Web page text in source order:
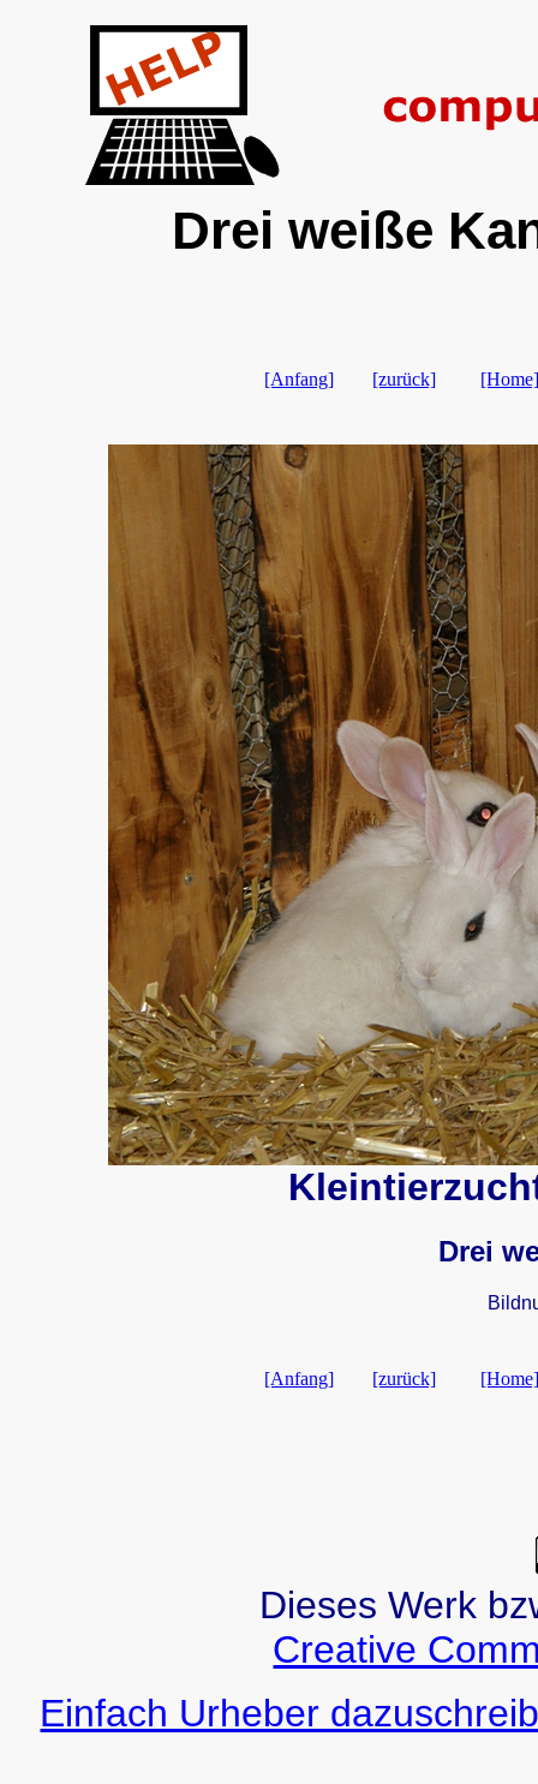
Drei weiße
[Anfang] [zurück] [Home]
Drei
[Anfang] [zurück] [Home]
Dieses Werk
Creative
Einfach Urheber